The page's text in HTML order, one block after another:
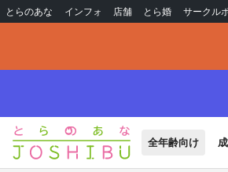
とらのあな インフォ 店舗 とら婚 サークル
全年齢向け